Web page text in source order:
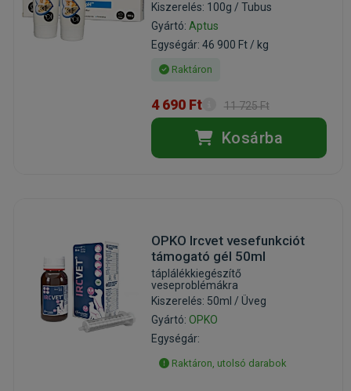
Kiszerelés: 100g / Tubus
Gyártó: Aptus
Egységár: 46 900 Ft / kg
Raktáron
4 690 Ft 11 725 Ft
Kosárba
OPKO Ircvet vesefunkciót
támogató gél 50ml
táplálékkiegészítő
veseproblémákra
Kiszerelés: 50ml / Üveg
Gyártó: OPKO
Egységár:
Raktáron, utolsó darabok